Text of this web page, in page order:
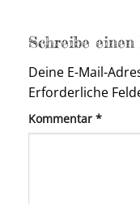
Schreibe
Deine E-Mail-
Erforderliche
Kommentar *